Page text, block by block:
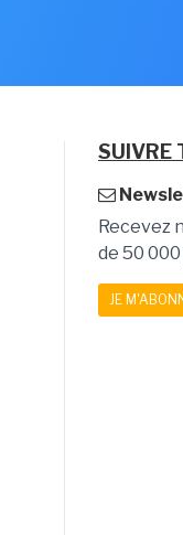
SUIVRE
Recevez
de 50
JE